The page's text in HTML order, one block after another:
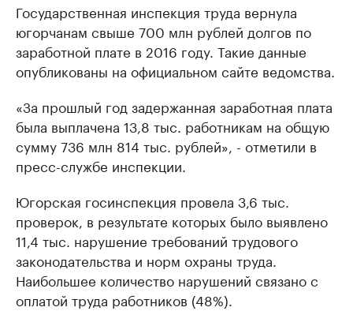
Государственная инспекция труда вернула
югорчанам свыше 700 млн рублей долгов по
заработной плате в 2016 году. Такие данные
опубликованы на официальном сайте ведомства.
«За прошлый год задержанная заработная плата
была выплачена 13,8 тыс. работникам на общую
сумму 736 млн 814 тыс. рублей», - отметили в
пресс-службе инспекции.
Югорская госинспекция провела 3,6 тыс.
проверок, в результате которых было выявлено
11,4 тыс. нарушение требований трудового
законодательства и норм охраны труда.
Наибольшее количество нарушений связано с
оплатой труда работников (48%).